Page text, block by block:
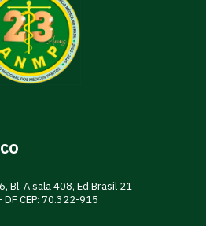
Bl. A sala 408, Ed.Brasil 21
DF CEP: 70.322-915